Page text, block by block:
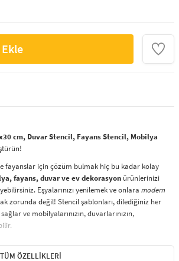
cm, Duvar Stencil, Fayans Stencil, Mobilya
fayanslar için çözüm bulmak hiç bu kadar kolay
fayans, duvar ve ev dekorasyon ürünlerinizi
Eşyalarınızı yenilemek ve onlara modern
zorunda değil! Stencil şablonları, dilediğiniz her
sağlar ve mobilyalarınızın, duvarlarınızın,
Evinizi, kişisel zevkinizle özelleştirebilir
ÖZELLIKLERI